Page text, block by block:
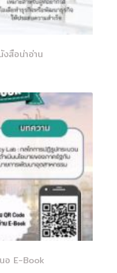
สือน่าอ่าน
อ E-Book